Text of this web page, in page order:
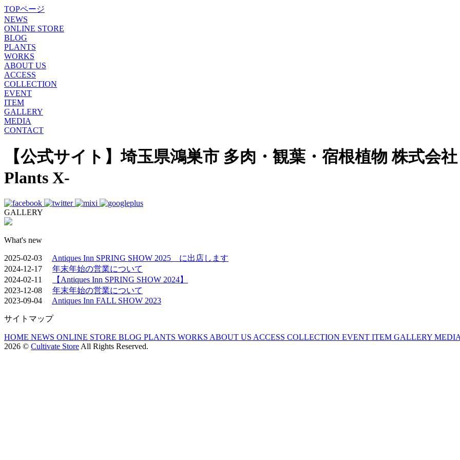
TOPページ
NEWS
ONLINE STORE
BLOG
PLANTS
WORKS
ABOUT US
ACCESS
COLLECTION
EVENT
ITEM
GALLERY
MEDIA
CONTACT
【公式サイト】埼玉県鴻巣市 多肉・観葉・宿根植物 株式会
Plants X-
GALLERY
What's new
2025-02-03
Antiques Inn SPRING SHOW 2025 に出店します
2024-12-17
年末年始の営業について
2024-02-11
【Antiques Inn SPRING SHOW 2024】
2023-12-08
年末年始の営業について
2023-09-04
Antiques Inn FALL SHOW 2023
サイトマップ
HOME NEWS ONLINE STORE BLOG PLANTS WORKS ABOUT US ACCESS COLLECTION EVENT ITEM GALLERY MEDIA
2026 © Cultivate Store All Rights Reserved.